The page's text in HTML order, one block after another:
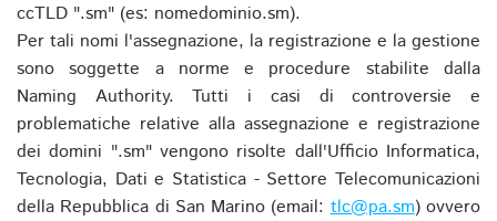
ccTLD ".sm" (es: nomedominio.sm).
Per tali nomi l'assegnazione, la registrazione e la gestione
sono soggette a norme e procedure stabilite dalla
Naming Authority. Tutti i casi di controversie e
problematiche relative alla assegnazione e registrazione
dei domini ".sm" vengono risolte dall'Ufficio Informatica,
Tecnologia, Dati e Statistica - Settore Telecomunicazioni
della Repubblica di San Marino (email:tlc@pa.sm) ovvero